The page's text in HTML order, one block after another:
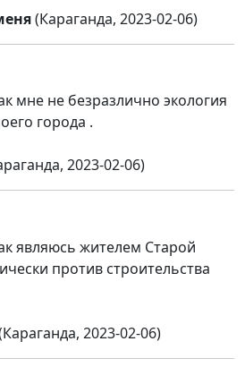
(Караганда, 2023-02-06)
мне не безразлично экология
города .
2023-02-06)
являюсь жителем Старой
против строительства
2023-02-06)